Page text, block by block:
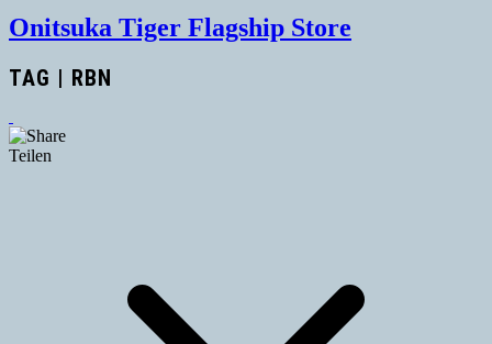
Onitsuka Tiger Flagship Store
TAG | RBN
Teilen